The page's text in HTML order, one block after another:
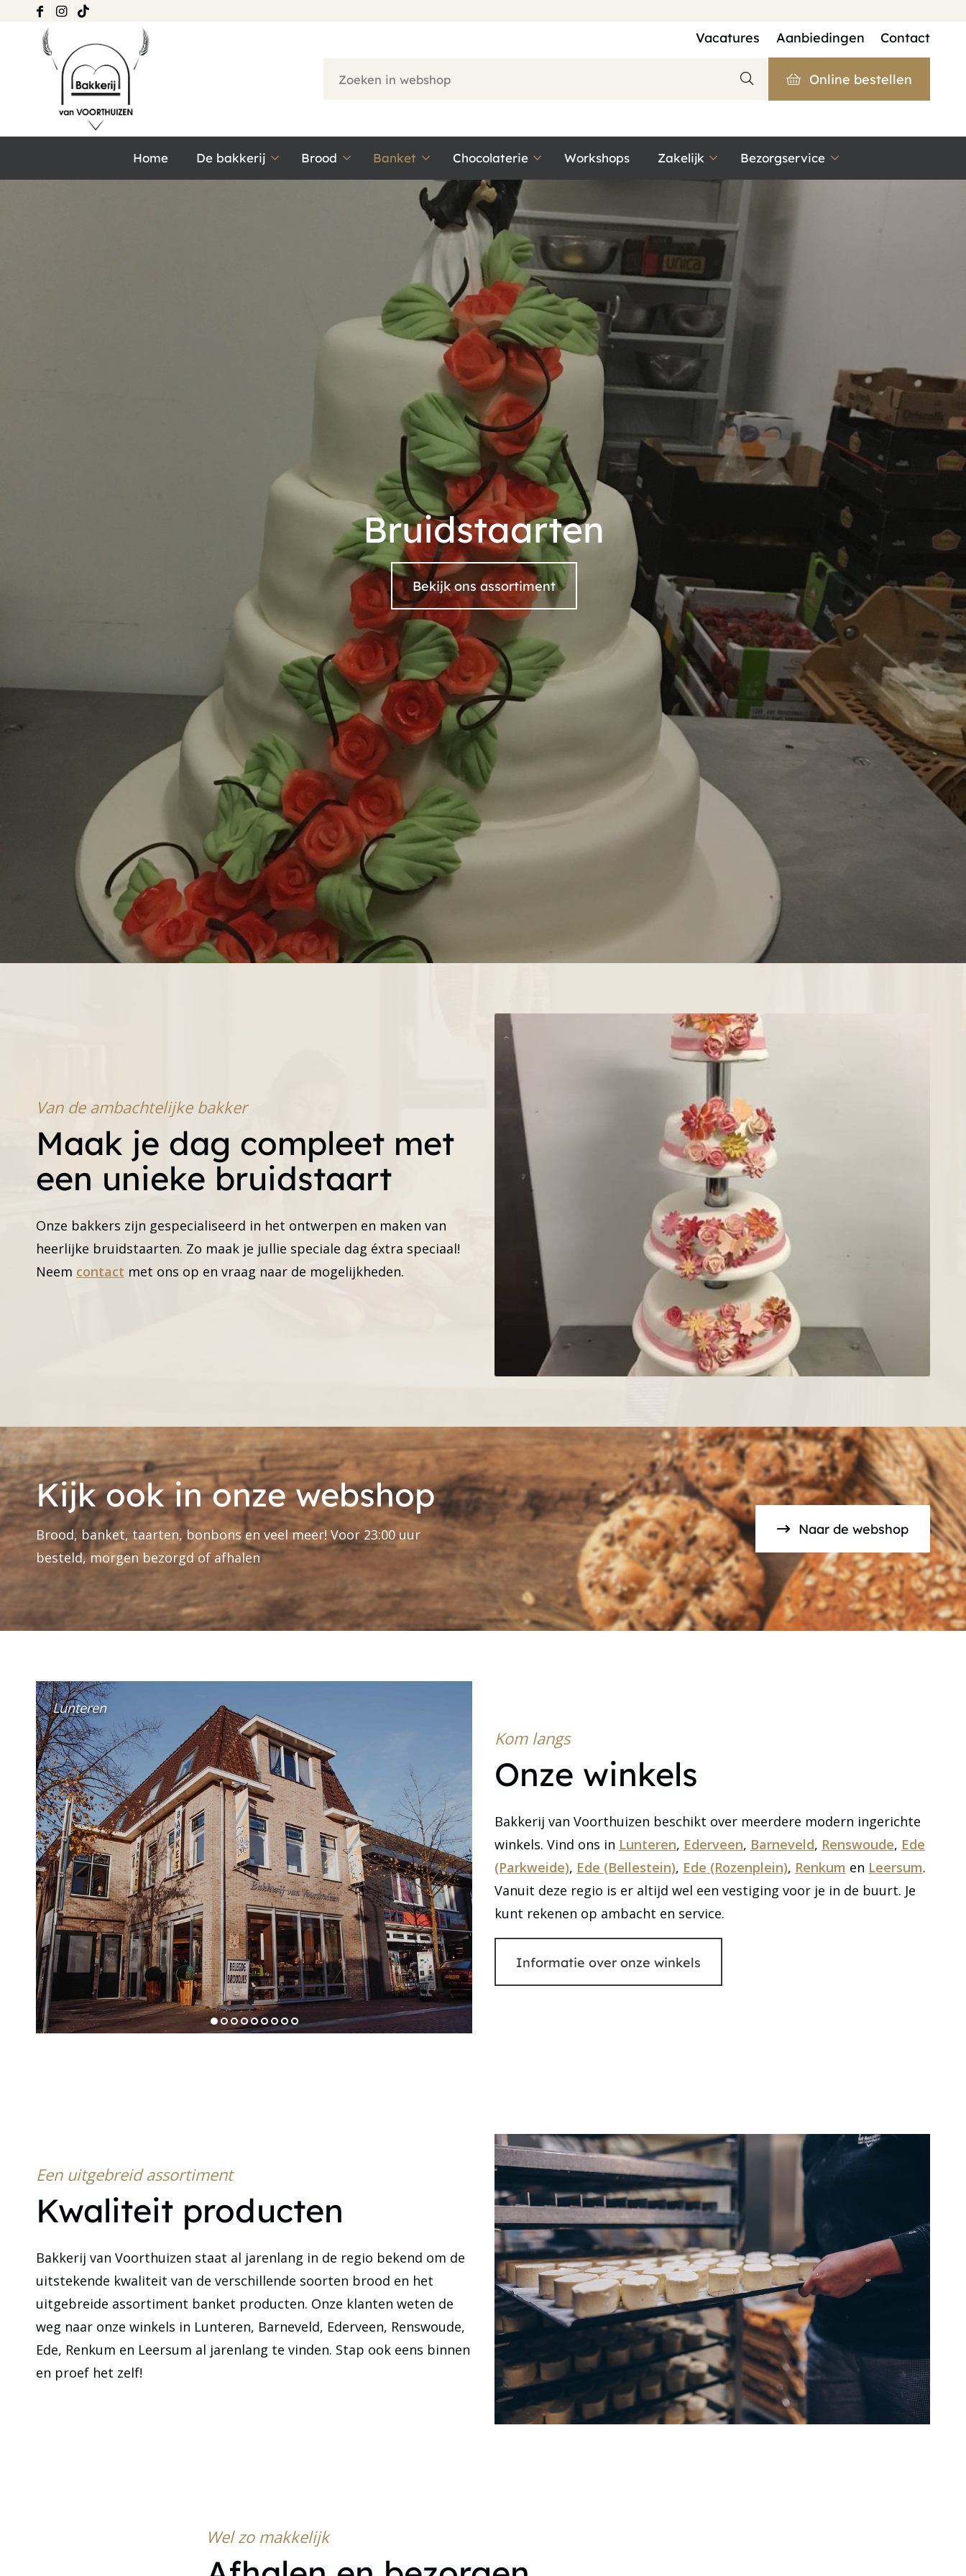
Online bestellen
Vacatures Aanbiedingen Contact
Home De bakkerij Brood Banket Chocolaterie Workshops Zakelijk Bezorgservice
Bruidstaarten
Bekijk ons assortiment
Van de ambachtelijke bakker
Maak je dag compleet met
een unieke bruidstaart
Onze bakkers zijn gespecialiseerd in het ontwerpen en maken van
heerlijke bruidstaarten. Zo maak je jullie speciale dag éxtra speciaal!
Neem contact met ons op en vraag naar de mogelijkheden.
Kijk ook in onze webshop
Brood, banket, taarten, bonbons en veel meer! Voor 23:00 uur
besteld, morgen bezorgd of afhalen
Naar de webshop
Ederveen
1234567 8
Kom langs
Onze winkels
Bakkerij van Voorthuizen beschikt over meerdere modern ingerichte
winkels. Vind ons in Lunteren, Ederveen, Barneveld, Renswoude, Ede
(Parkweide), Ede (Bellestein), Ede (Rozenplein), Renkum en Leersum.
Vanuit deze regio is er altijd wel een vestiging voor je in de buurt. Je
kunt rekenen op ambacht en service.
Informatie over onze winkels
Een uitgebreid assortiment
Kwaliteit producten
Bakkerij van Voorthuizen staat al jarenlang in de regio bekend om de
uitstekende kwaliteit van de verschillende soorten brood en het
uitgebreide assortiment banket producten. Onze klanten weten de
weg naar onze winkels in Lunteren, Barneveld, Ederveen, Renswoude,
Ede, Renkum en Leersum al jarenlang te vinden. Stap ook eens binnen
en proef het zelf!
Wel zo makkelijk